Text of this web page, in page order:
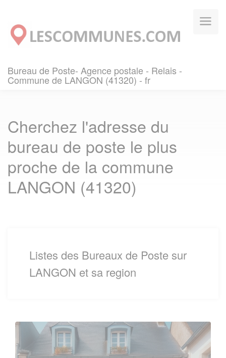
Bureau de Poste- Agence postale - Relais -
Commune de LANGON (41320) - fr
Cherchez l'adresse du
bureau de poste le plus
proche de la commune
LANGON (41320)
Listes des Bureaux de Poste sur
LANGON et sa region